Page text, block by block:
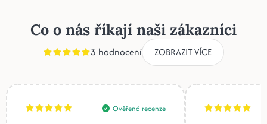
Co o nás říkají naši zákazníci
3 hodnocení ZOBRAZIT VÍCE
Ověřená recenze